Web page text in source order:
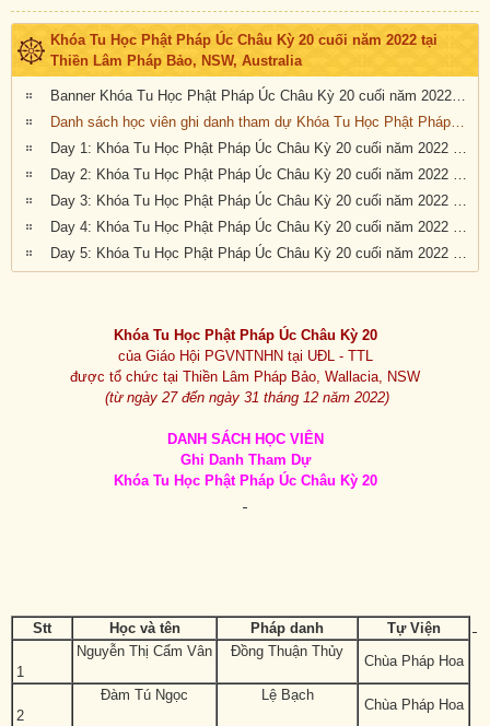
Khóa Tu Học Phật Pháp Úc Châu Kỳ 20 cuối năm 2022 tại
Thiền Lâm Pháp Bảo, NSW, Australia
Banner Khóa Tu Học Phật Pháp Úc Châu Kỳ 20 cuối năm 2022 tại Thiền Lâm Pháp Bảo, NSW, Australia
Danh sách học viên ghi danh tham dự Khóa Tu Học Phật Pháp Úc Châu Kỳ 20 cuối năm 2022 tại Thiền Lâm Pháp Bảo, NSW, Australia
Day 1: Khóa Tu Học Phật Pháp Úc Châu Kỳ 20 cuối năm 2022 tại Thiền Lâm Pháp Bảo, NSW, Australia
Day 2: Khóa Tu Học Phật Pháp Úc Châu Kỳ 20 cuối năm 2022 tại Thiền Lâm Pháp Bảo, NSW, Australia
Day 3: Khóa Tu Học Phật Pháp Úc Châu Kỳ 20 cuối năm 2022 tại Thiền Lâm Pháp Bảo, NSW, Australia
Day 4: Khóa Tu Học Phật Pháp Úc Châu Kỳ 20 cuối năm 2022 tại Thiền Lâm Pháp Bảo, NSW, Australia
Day 5: Khóa Tu Học Phật Pháp Úc Châu Kỳ 20 cuối năm 2022 tại Thiền Lâm Pháp Bảo, NSW, Australia
Khóa Tu Học Phật Pháp Úc Châu Kỳ 20
của Giáo Hội PGVNTNHN tại UĐL - TTL
được tổ chức tại Thiền Lâm Pháp Bảo, Wallacia, NSW
(từ ngày 27 đến ngày 31 tháng 12 năm 2022)
DANH SÁCH HỌC VIÊN
Ghi Danh Tham Dự
Khóa Tu Học Phật Pháp Úc Châu Kỳ 20
Stt Học và tên Pháp danh Tự Viện
1
Nguyễn Thị Cẩm Vân Đồng Thuận Thủy
Chùa Pháp Hoa
2
Đàm Tú Ngọc Lệ Bạch
Chùa Pháp Hoa